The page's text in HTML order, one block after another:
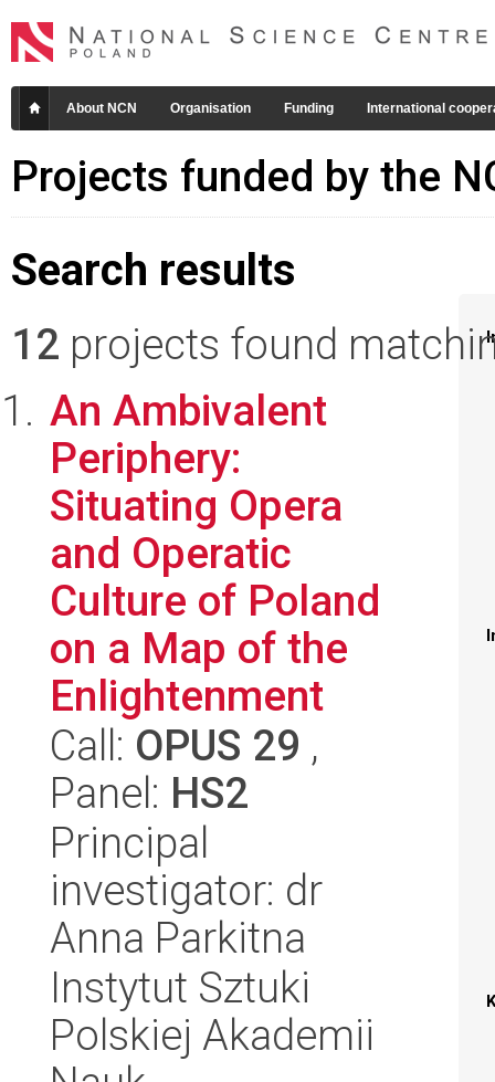
About NCN Organisation Funding International
Projects funded by the
Search results
12 projects found
An Ambivalent
Periphery:
Situating Opera
and Operatic
Culture of Poland
on a Map of the
Enlightenment
Call: OPUS 29 ,
Panel: HS2
Principal
investigator: dr
Anna Parkitna
Instytut Sztuki
Polskiej Akademii